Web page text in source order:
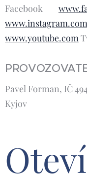
Facebook
www.instagram.com
www.youtube.com
Pavel Forman, IČ
Kyjov